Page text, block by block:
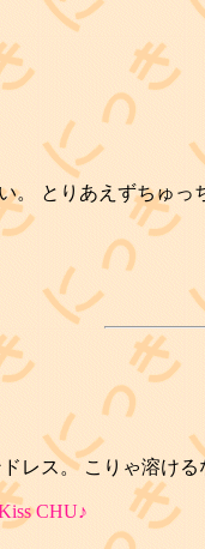
。 とりあえずちゅ
レス。 こりゃ溶ける
CHU♪